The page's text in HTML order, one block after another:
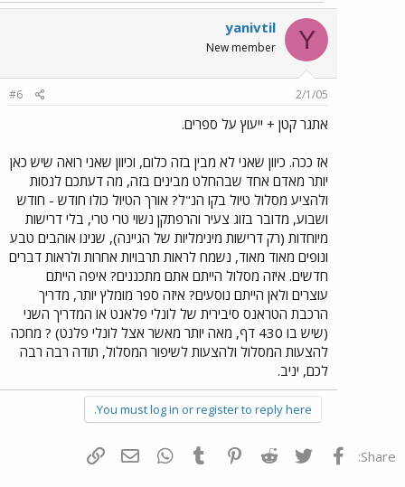
Y
yanivtil
New member
2/1/05
#6
אתגר קטן + ייעוץ על ספרים.
אז ככה. כיוון שאני לא מבין בזה כלום, וכיוון שאני רואה שיש כאן
יותר מאדם אחד שבהחלט מבינים בזה, מה דעתכם לנסות
ולהציע מסלול טיול בקו הנ"ל? אורך הטיול כולו חודש - חודש
ושבוע, מדובר בזוג צעיר והרפתקן נשוי טרי טרי, בלי דרישות
מיוחדות (רק דרישות מינימליות של הגיינה), שנינו אוהבים טבע
ונופים מאוד מאוד, נשמח לראות תרבויות אחרות ולראות דברים
חדשים. איזה מסלול הייתם אתם מתכננים? איפה הייתם
עוצרים ולאן הייתם נוסעים? איזה ספר מומלץ יותר, מדריך
הרכבת הטראנס סיבירית של לונלי פלאנט או המדריך השני
(שיש בו 430 דף, מאה יותר מאשר אצל לונלי פלנט) ? מחכה
להצעות המסלול ולהצעות לשיפור המסלול, תודה רבה רבה
לכם, יניב.
You must log in or register to reply here.
Share: פייסבוק Twitter
Reddit
Pinterest
Tumblr
WhatsAppדואר אלקטרוני